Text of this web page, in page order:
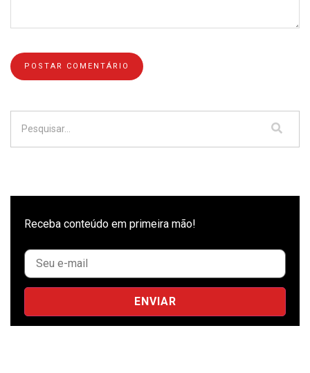
Receba conteúdo em primeira mão!